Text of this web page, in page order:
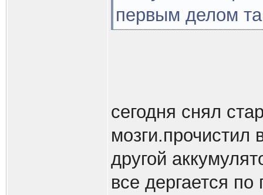
первым делом
сегодня снял
мозги.прочистил
другой
все дергается